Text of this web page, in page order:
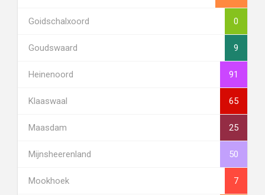
Goidschalxoord 0
Goudswaard 9
Heinenoord 91
Klaaswaal 65
Maasdam 25
Mijnsheerenland 50
Mookhoek 7